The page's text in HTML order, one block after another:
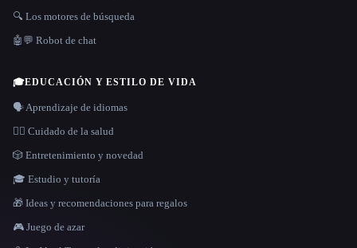
🔍 Los motores de búsqueda
🤖💬 Robot de chat
🎓EDUCACIÓN Y ESTILO DE VIDA
🗣️ Aprendizaje de idiomas
👩‍⚕️ Cuidado de la salud
🎲 Entretenimiento y novedad
🎓 Estudio y tutoría
🎁 Ideas y recomendaciones para regalos
🎮 Juego de azar